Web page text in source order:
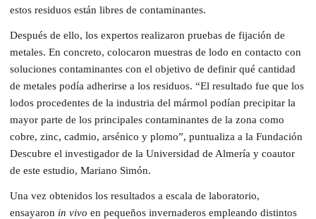
estos residuos están libres de contaminantes.
Después de ello, los expertos realizaron pruebas de fijación de
metales. En concreto, colocaron muestras de lodo en contacto con
soluciones contaminantes con el objetivo de definir qué cantidad
de metales podía adherirse a los residuos. “El resultado fue que los
lodos procedentes de la industria del mármol podían precipitar la
mayor parte de los principales contaminantes de la zona como
cobre, zinc, cadmio, arsénico y plomo”, puntualiza a la Fundación
Descubre el investigador de la Universidad de Almería y coautor
de este estudio, Mariano Simón.
Una vez obtenidos los resultados a escala de laboratorio,
ensayaron in vivo en pequeños invernaderos empleando distintos